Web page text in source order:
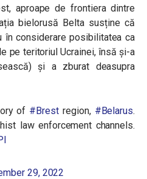
aproape de frontiera dintre
bielorusă Belta susține că
considerare posibilitatea ca
pe teritoriul Ucrainei, însă și-a
și a zburat deasupra
of #Brest region, #Belarus.
law enforcement channels.
29, 2022